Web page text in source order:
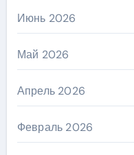
Июнь 2026
Май 2026
Апрель 2026
Февраль 2026